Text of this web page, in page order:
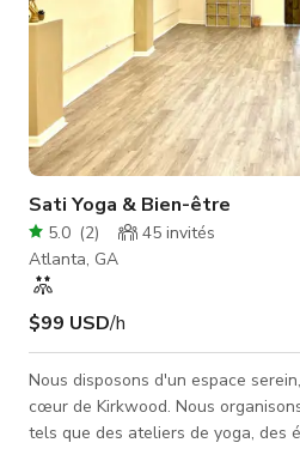
Sati Yoga & Bien-être
5.0 (2) 45 invités
Atlanta, GA
$99 USD/h
Nous disposons d'un espace
cœur de Kirkwood. Nous
tels que des ateliers de yoga, des